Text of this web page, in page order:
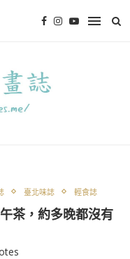
臺北味誌 輕食誌
茶，約多晚都沒有